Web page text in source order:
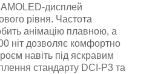
дисплей
рівня. Частота
анімацію плавною, а
ніт дозволяє комфортно
навіть під яскравим
стандарту DCI-P3 та